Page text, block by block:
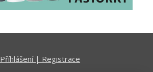
Příhlášení | Registrace